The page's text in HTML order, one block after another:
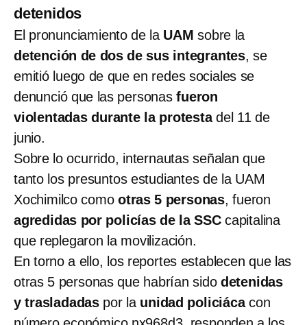
detenidos
El pronunciamiento de la UAM sobre la
detención de dos de sus integrantes, se
emitió luego de que en redes sociales se
denunció que las personasfueron
violentadas durante la protestadel 11 de
junio.
Sobre lo ocurrido, internautas señalan que
tanto los presuntos estudiantes de la UAM
Xochimilco comootras 5 personas, fueron
agredidas por policías de la SSC capitalina
que replegaron la movilización.
En torno a ello, los reportes establecen que las
otras 5 personas que habrían sido detenidas
y trasladadas por la unidad policiácacon